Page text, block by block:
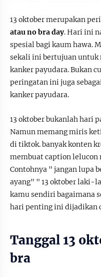
13 oktober merupakan
atau no bra day. Hari ini
spesial bagi kaum hawa.
sekali ini bertujuan untuk
kanker payudara. Bukan
peringatan ini juga
kanker payudara.
13 oktober bukanlah hari
Namun memang miris
di tiktok. banyak konten
membuat caption lelucon
Contohnya " jangan lupa
ayang" " 13 oktober laki-
kamu sendiri bagaimana
hari penting ini dijadikan
Tanggal 13
bra